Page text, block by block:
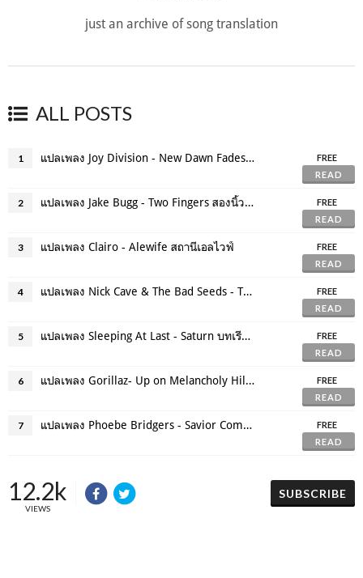
just an archive of song translation
ALL POSTS
1 แปลเพลง Joy Division - New Dawn Fades รุ่งอรุณที่เลือนหาย
FREE
READ
2 แปลเพลง Jake Bugg - Two Fingers สองนิ้วแด่วันวานห่วยๆ
FREE
READ
3 แปลเพลง Clairo - Alewife สถานีเอลไวฟ์
FREE
READ
4 แปลเพลง Nick Cave & The Bad Seeds - The Red Right Hand
FREE
READ
5 แปลเพลง Sleeping At Last - Saturn บทเรียนแห่งดวงดารา
FREE
READ
6 แปลเพลง Gorillaz- Up on Melancholy Hill เนินเขาแห่งความโศกศัลย์
FREE
READ
7 แปลเพลง Phoebe Bridgers - Savior Complex เพราะฉันเสพติดการช่วยเหลือ
FREE
READ
12.2k
VIEWS
SUBSCRIBE